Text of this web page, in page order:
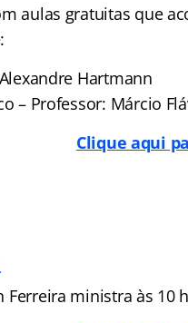
aulas gratuitas que
Hartmann
– Professor: Márcio
Clique aqui
ministra às 10